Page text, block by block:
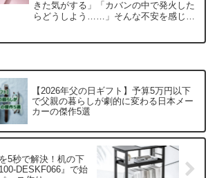
きた気がする」「カバンの中で発火した
らどうしよう……」そんな不安を感じた
【2026年父の日ギフト】予算5万円以下
で父親の暮らしが劇的に変わる日本メー
カーの傑作5選
5秒で解決！机の下
DESKF066』で始